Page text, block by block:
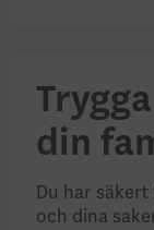
din
Du har
och dina